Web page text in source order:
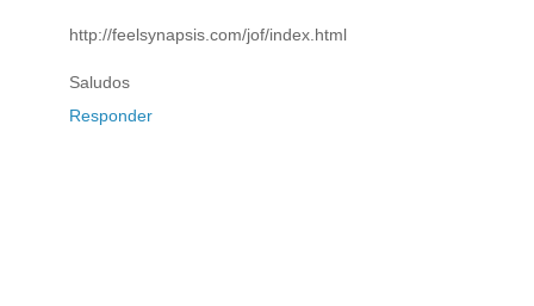
http://feelsynapsis.com/jof/index.html
Saludos
Responder